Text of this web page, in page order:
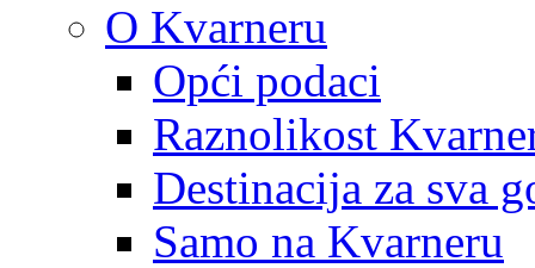
O Kvarneru
Opći podaci
Raznolikost
Destinacija za sva
Samo na Kvarneru